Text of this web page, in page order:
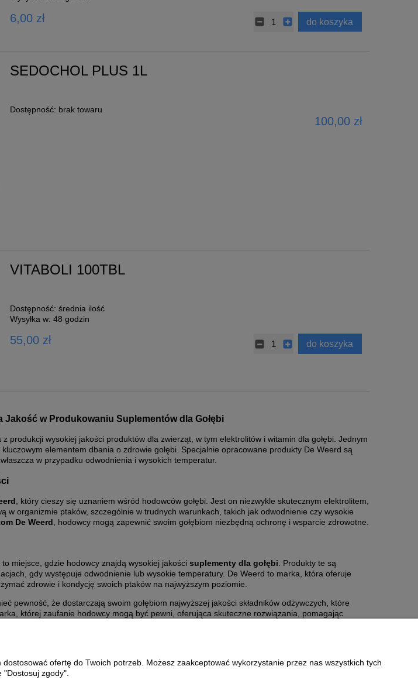
Moulting
zł
do koszyka
6,00 zł do koszyka
SEDOCHOL PLUS 1L
Dostępność: brak towaru
100,00 zł
VITABOLI 100TBL
Dostępność: średnia ilość
Wysyłka w: 48 godzin
55,00 zł do koszyka
Jakość w Produkowaniu Suplementów dla Gołębi
produkcji wysokiej jakości produktów dla zwierząt, w tym elektrolitów i witamin dla gołębi. Jednym
elementem dbania o zdrowie gołębi. Specjalnie opracowane produkty De Weerd są
w przypadku odwodnienia i wysokich temperatur.
, który cieszy się uznaniem wśród hodowców gołębi. Jest on niezwykle skutecznym elektrolitem,
w organizmie ptaków, szczególnie w trudnych warunkach, takich jak odwodnienie czy wysokie
De Weerd, hodowcy mogą zapewnić swoim gołębiom niezbędną ochronę i wsparcie zdrowotne.
to miejsce, gdzie hodowcy znajdą wysokiej jakości suplementy dla gołębi . Produkty te są
gdy występuje odwodnienie lub wysokie temperatury. De Weerd to marka, która oferuje
zdrowie i kondycję swoich ptaków na najwyższym poziomie.
pewność, że dostarczają swoim gołębiom najwyższej jakości składników odżywczych, które
której zaufanie hodowcy mogą być pewni, oferująca skuteczne rozwiązania, pomagając
O nas Informacje
ofertę do Twoich potrzeb. Możesz zaakceptować wykorzystanie przez nas wszystkich tych
zgody".